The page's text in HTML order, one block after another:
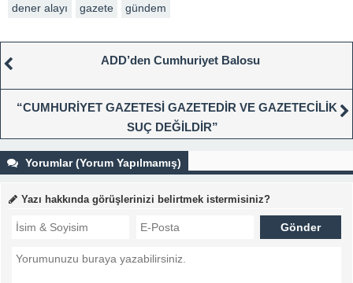
dener alayı
gazete gündem
ADD’den Cumhuriyet Balosu
“CUMHURİYET GAZETESİ GAZETEDİR VE GAZETECİLİK
SUÇ DEĞİLDİR”
Yorumlar (Yorum Yapılmamış)
Yazı hakkında görüşlerinizi belirtmek istermisiniz?